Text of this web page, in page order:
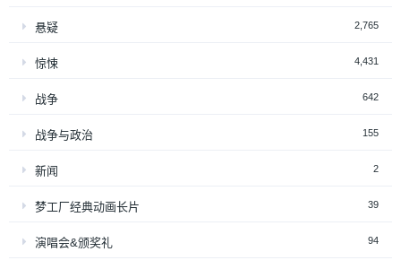
悬疑 2,765
惊悚 4,431
战争 642
战争与政治 155
新闻 2
梦工厂经典动画长片 39
演唱会&颁奖礼 94